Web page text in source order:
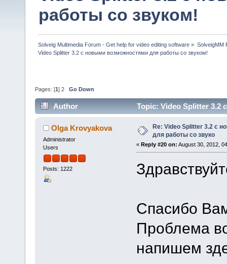
работы со звуком!
Solveig Multimedia Forum - Get help for video editing software » SolveigMM
Video Splitter 3.2 c новыми возможностями для работы со звуком!
Pages: [1 ] 2 Go Down
Author
Topic: Video Splitter
Olga Krovyakova
Administrator
Users
Posts: 1222
Re: Video Splitter 3.2 c
для работы со звуко
« Reply #20 on: August 30, 2012,
Спасибо
Проблема
напишем